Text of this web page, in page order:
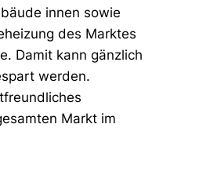
innen sowie
des Marktes
Damit kann gänzlich
werden.
Markt im